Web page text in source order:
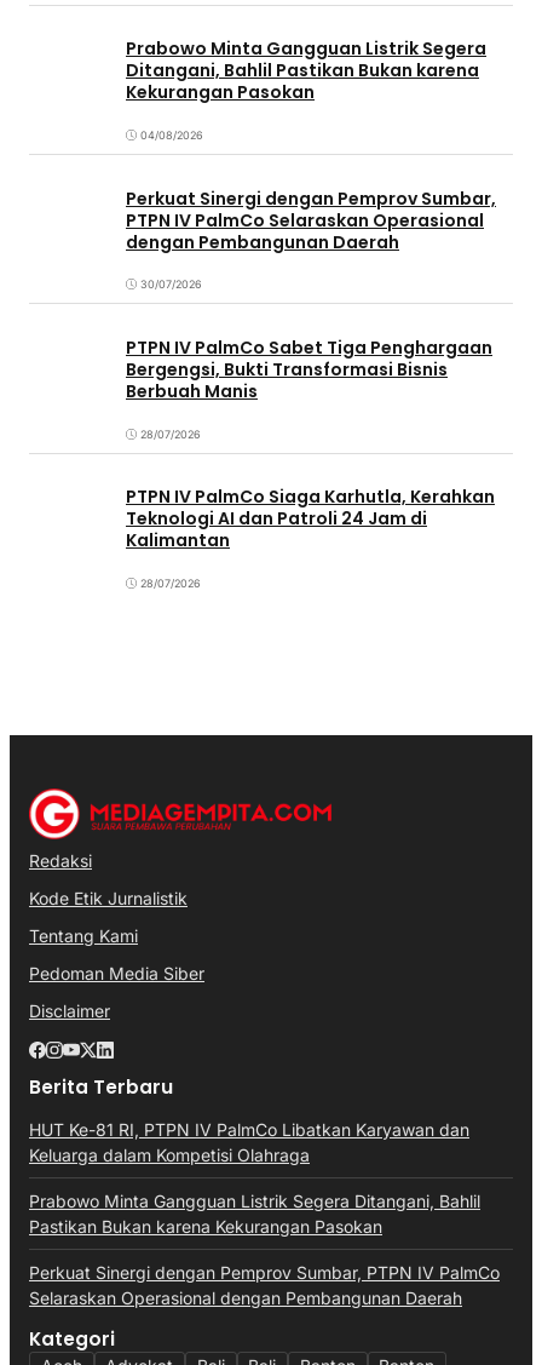
Prabowo Minta Gangguan Listrik Segera
Ditangani, Bahlil Pastikan Bukan karena
Kekurangan Pasokan
04/08/2026
Perkuat Sinergi dengan Pemprov Sumbar,
PTPN IV PalmCo Selaraskan Operasional
dengan Pembangunan Daerah
30/07/2026
PTPN IV PalmCo Sabet Tiga Penghargaan
Bergengsi, Bukti Transformasi Bisnis
Berbuah Manis
28/07/2026
PTPN IV PalmCo Siaga Karhutla, Kerahkan
Teknologi AI dan Patroli 24 Jam di
Kalimantan
28/07/2026
Redaksi
Kode Etik Jurnalistik
Tentang Kami
Pedoman Media Siber
Disclaimer
Berita Terbaru
HUT Ke-81 RI, PTPN IV PalmCo Libatkan Karyawan dan
Keluarga dalam Kompetisi Olahraga
Prabowo Minta Gangguan Listrik Segera Ditangani, Bahlil
Pastikan Bukan karena Kekurangan Pasokan
Perkuat Sinergi dengan Pemprov Sumbar, PTPN IV PalmCo
Selaraskan Operasional dengan Pembangunan Daerah
Kategori